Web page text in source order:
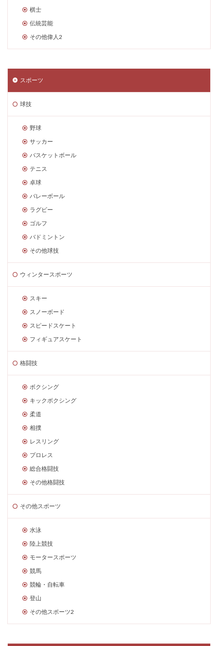
棋士
伝統芸能
その他偉人2
スポーツ
球技
野球
サッカー
バスケットボール
テニス
卓球
バレーボール
ラグビー
ゴルフ
バドミントン
その他球技
ウィンタースポーツ
スキー
スノーボード
スピードスケート
フィギュアスケート
格闘技
ボクシング
キックボクシング
柔道
相撲
レスリング
プロレス
総合格闘技
その他格闘技
その他スポーツ
水泳
陸上競技
モータースポーツ
競馬
競輪・自転車
登山
その他スポーツ2